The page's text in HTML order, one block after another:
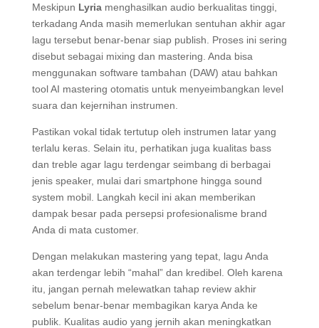
Meskipun Lyriamenghasilkan audio berkualitas tinggi,
terkadang Anda masih memerlukan sentuhan akhir agar
lagu tersebut benar-benar siap publish. Proses ini sering
disebut sebagai mixing dan mastering. Anda bisa
menggunakan software tambahan (DAW) atau bahkan
tool AI mastering otomatis untuk menyeimbangkan level
suara dan kejernihan instrumen.
Pastikan vokal tidak tertutup oleh instrumen latar yang
terlalu keras. Selain itu, perhatikan juga kualitas bass
dan treble agar lagu terdengar seimbang di berbagai
jenis speaker, mulai dari smartphone hingga sound
system mobil. Langkah kecil ini akan memberikan
dampak besar pada persepsi profesionalisme brand
Anda di mata customer.
Dengan melakukan mastering yang tepat, lagu Anda
akan terdengar lebih “mahal” dan kredibel. Oleh karena
itu, jangan pernah melewatkan tahap review akhir
sebelum benar-benar membagikan karya Anda ke
publik. Kualitas audio yang jernih akan meningkatkan